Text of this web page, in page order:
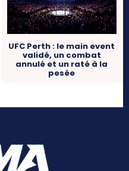
UFC Perth : le main event
validé, un combat
annulé et un raté à la
pesée